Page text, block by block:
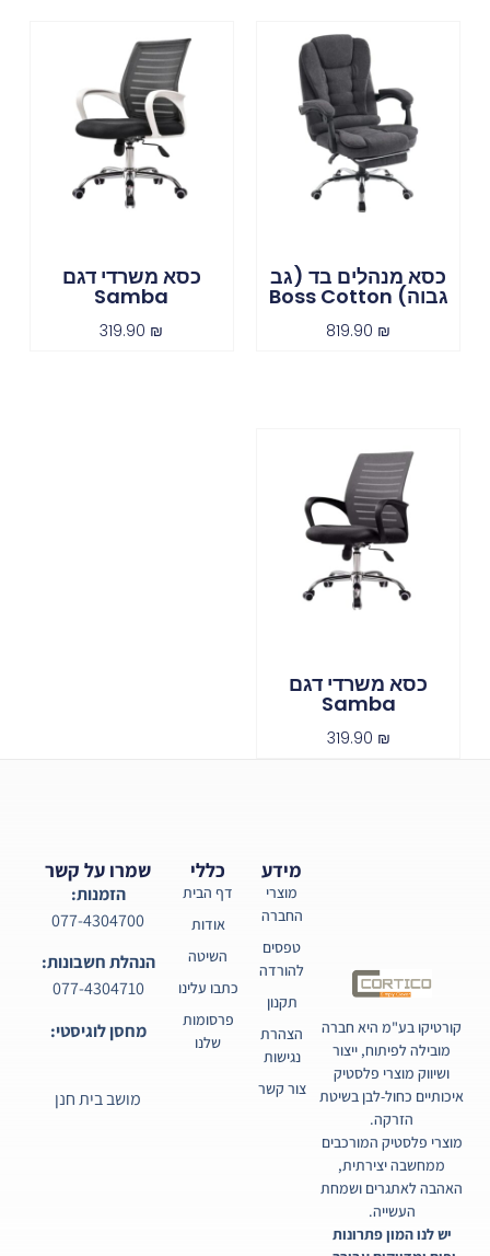
כסא מנהלים בד (גב
גבוה) Boss Cotton
819.90 ₪
כסא משרדי דגם
Samba
319.90 ₪
כסא משרדי דגם
Samba
319.90 ₪
קורטיקו בע"מ היא חברה
מובילה לפיתוח, ייצור
ושיווק מוצרי פלסטיק
איכותיים כחול-לבן בשיטת
הזרקה.
מוצרי פלסטיק המורכבים
ממחשבה יצירתית,
האהבה לאתגרים ושמחת
העשייה.
יש לנו המון פתרונות
כללי
דף הבית
אודות
השיטה
כתבו עלינו
פרסומות
שלנו
מידע
מוצרי
החברה
טפסים
להורדה
תקנון
הצהרת
נגישות
צור קשר
שמרו על קשר
הזמנות:
077-4304700
הנהלת חשבונות:
077-4304710
מחסן לוגיסטי:
מושב בית חנן